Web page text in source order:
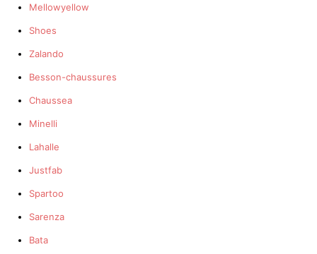
Mellowyellow
Shoes
Zalando
Besson-chaussures
Chaussea
Minelli
Lahalle
Justfab
Spartoo
Sarenza
Bata